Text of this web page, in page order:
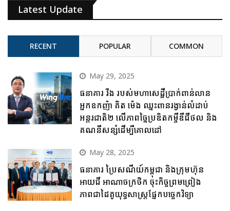
Latest Update
RECENT POPULAR COMMON
May 29, 2025
ធនាគារ វីង របស់មហាសេដ្ឋីប្រាក់ពាន់លាន
អ្នកឧកញ៉ា គិត ម៉េង ឈ្នះពានរង្វាន់លំដាប់
អន្តរជាតិ២ លើភាពច្នៃប្រឌិតកម្ចីឌីជីថល និង
គណនីសន្សំដើម្បីគោលដៅ
May 28, 2025
ធនាគារ ប្រៃសណីយ៍កម្ពុជា និងក្រុមហ៊ុន
អាយជី អាណាចក្រថិក ចុះកិច្ចព្រមព្រៀង
ភាពជាដៃគូយុទ្ធសាស្ត្រផ្នែកបច្ចេកវិទ្យា